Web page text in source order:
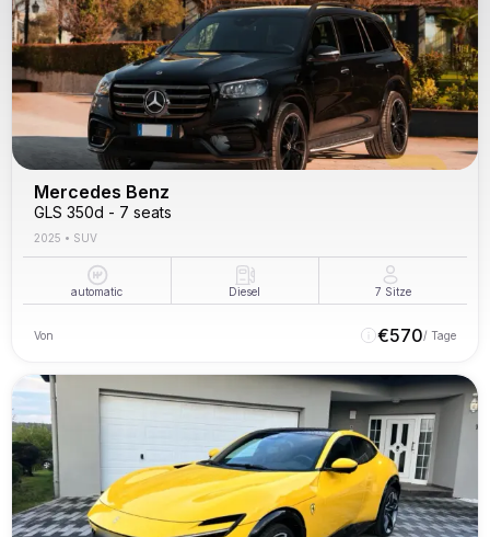
Mercedes Benz
GLS 350d - 7 seats
2025 • SUV
automatic Diesel 7 Sitze
Von €570/ Tage